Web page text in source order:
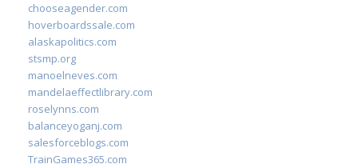
chooseagender.com
hoverboardssale.com
alaskapolitics.com
stsmp.org
manoelneves.com
mandelaeffectlibrary.com
roselynns.com
balanceyoganj.com
salesforceblogs.com
TrainGames365.com